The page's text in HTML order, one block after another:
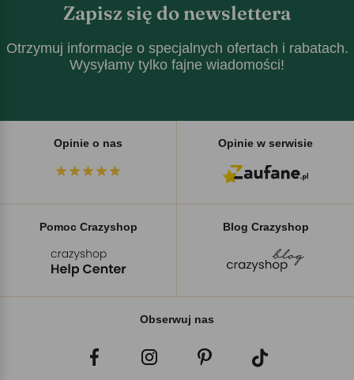
Zapisz się do newslettera
Otrzymuj informacje o specjalnych ofertach i rabatach.
Wysyłamy tylko fajne wiadomości!
Opinie o nas Opinie w serwisie
Pomoc Crazyshop Blog Crazyshop
Obserwuj nas